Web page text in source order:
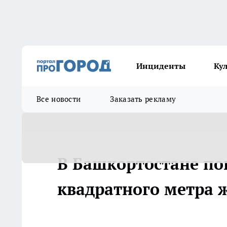
Инциденты
Все новости Заказать рекламу
В Башкортостане
квадратного метра